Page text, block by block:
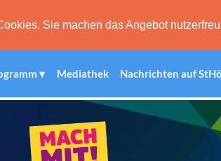
Sie machen das Angebot
Mediathek Nachrichten auf